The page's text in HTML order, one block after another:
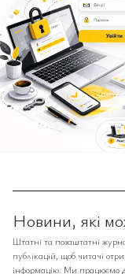
Новини, які
Штатні та позаштатні
публікацій, щоб читачі
інформацію. Ми працюємо